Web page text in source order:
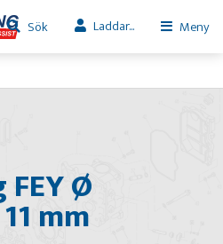
Sök Laddar... Meny
Ø
mm